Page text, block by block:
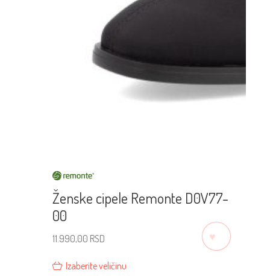
Ženske cipele Remonte D0V77-
00
11.990,00 RSD
Izaberite veličinu